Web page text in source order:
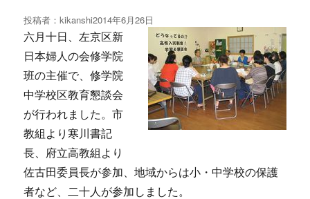
投稿者：kikanshi投
稿
日:
2014年6月26日
六月十日、左京区新
日本婦人の会修学院
班の主催で、修学院
中学校区教育懇談会
が行われました。市
教組より寒川書記
長、府立高教組より
佐古田委員長が参加、地域からは小・中学校の保護
者など、二十人が参加しました。